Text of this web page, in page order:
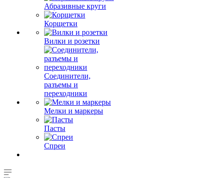
Абразивные круги
Корщетки
Вилки и розетки
Соединители,
разъемы и
переходники
Мелки и маркеры
Пасты
Спреи